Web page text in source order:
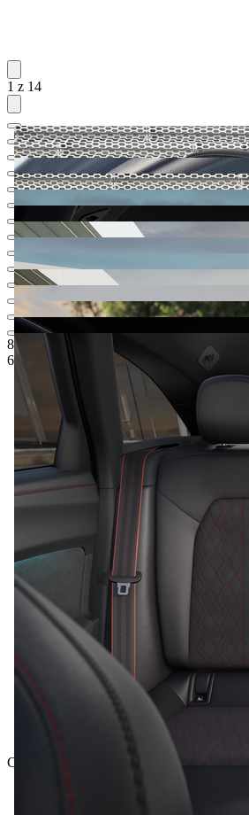
1 z 14
83.231,-‍ € 1
Odporúčaná maloobchodná cena
62.500,-‍ €
5
Celková cena vrátane DPH